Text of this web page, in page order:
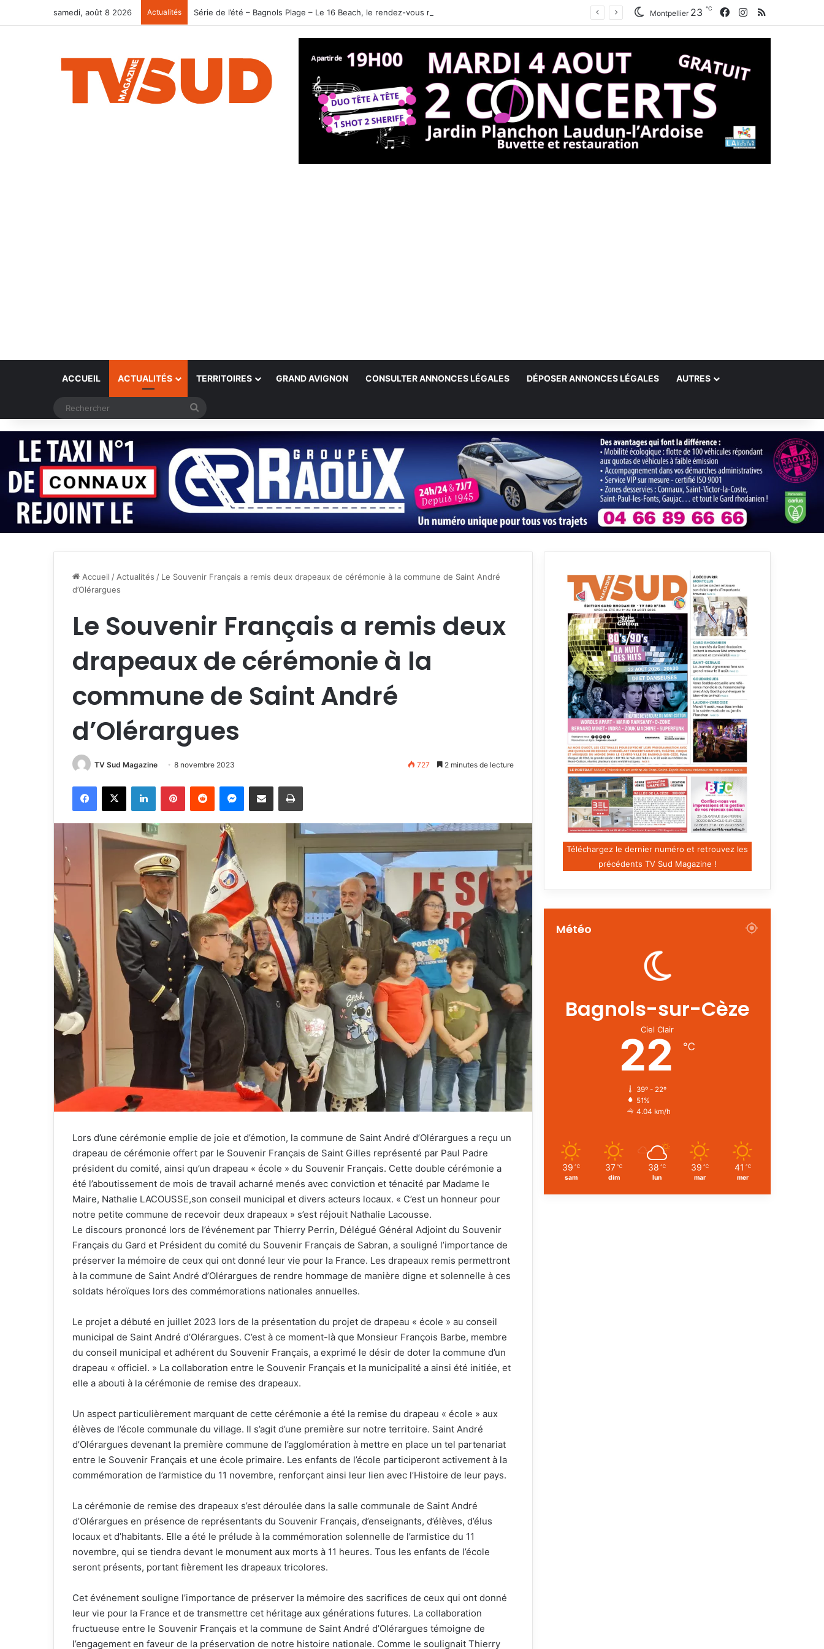
samedi, août 8 2026 Actualités Série de l’été – Bagnols Plage – Le 16 Beach, le rendez-vous rafraîchissant des familles Montpellier 23 ℃ Facebook
Instagram
RSS
ACCUEIL ACTUALITÉS TERRITOIRES GRAND AVIGNON CONSULTER ANNONCES LÉGALES DÉPOSER ANNONCES LÉGALES AUTRES
Accueil /Actualités / Le Souvenir Français a remis deux drapeaux de cérémonie à la commune de Saint André
d’Olérargues
Le Souvenir Français a remis deux
drapeaux de cérémonie à la
commune de Saint André
d’Olérargues
TV Sud Magazine 8 novembre 2023 727 2 minutes de lecture
Facebook
X LinkedinPinterestReddit Messenger
Partager par email Imprimer
Lors d’une cérémonie emplie de joie et d’émotion, la commune de Saint André d’Olérargues a reçu un
drapeau de cérémonie offert par le Souvenir Français de Saint Gilles représenté par Paul Padre
président du comité, ainsi qu’un drapeau « école » du Souvenir Français. Cette double cérémonie a
été l’aboutissement de mois de travail acharné menés avec conviction et ténacité par Madame le
Maire, Nathalie LACOUSSE,son conseil municipal et divers acteurs locaux. « C’est un honneur pour
notre petite commune de recevoir deux drapeaux » s’est réjouit Nathalie Lacousse.
Le discours prononcé lors de l’événement par Thierry Perrin, Délégué Général Adjoint du Souvenir
Français du Gard et Président du comité du Souvenir Français de Sabran, a souligné l’importance de
préserver la mémoire de ceux qui ont donné leur vie pour la France. Les drapeaux remis permettront
à la commune de Saint André d’Olérargues de rendre hommage de manière digne et solennelle à ces
soldats héroïques lors des commémorations nationales annuelles.
Le projet a débuté en juillet 2023 lors de la présentation du projet de drapeau « école » au conseil
municipal de Saint André d’Olérargues. C’est à ce moment-là que Monsieur François Barbe, membre
du conseil municipal et adhérent du Souvenir Français, a exprimé le désir de doter la commune d’un
drapeau « officiel. » La collaboration entre le Souvenir Français et la municipalité a ainsi été initiée, et
elle a abouti à la cérémonie de remise des drapeaux.
Un aspect particulièrement marquant de cette cérémonie a été la remise du drapeau « école » aux
élèves de l’école communale du village. Il s’agit d’une première sur notre territoire. Saint André
d’Olérargues devenant la première commune de l’agglomération à mettre en place un tel partenariat
entre le Souvenir Français et une école primaire. Les enfants de l’école participeront activement à la
commémoration de l’armistice du 11 novembre, renforçant ainsi leur lien avec l’Histoire de leur pays.
La cérémonie de remise des drapeaux s’est déroulée dans la salle communale de Saint André
d’Olérargues en présence de représentants du Souvenir Français, d’enseignants, d’élèves, d’élus
locaux et d’habitants. Elle a été le prélude à la commémoration solennelle de l’armistice du 11
novembre, qui se tiendra devant le monument aux morts à 11 heures. Tous les enfants de l’école
seront présents, portant fièrement les drapeaux tricolores.
Cet événement souligne l’importance de préserver la mémoire des sacrifices de ceux qui ont donné
leur vie pour la France et de transmettre cet héritage aux générations futures. La collaboration
fructueuse entre le Souvenir Français et la commune de Saint André d’Olérargues témoigne de
l’engagement en faveur de la préservation de notre histoire nationale. Comme le soulignait Thierry
Téléchargez le dernier numéro et retrouvez les
précédents TV Sud Magazine !
Météo
Bagnols-sur-Cèze
Ciel Clair
22 ℃
39º - 22º
51%
4.04 km/h
39 ℃
sam
37 ℃
dim
38 ℃
lun
39 ℃
mar
41 ℃
mer